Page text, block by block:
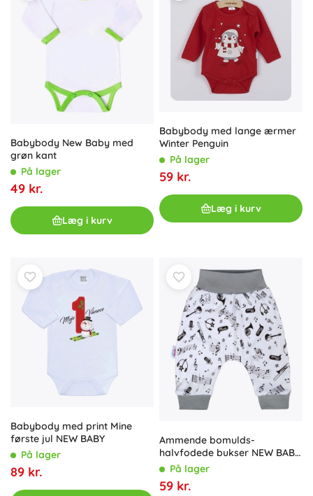
Babybody New Baby med
grøn kant
På lager
49 kr.
Læg i kurv
Babybody med lange ærmer
Winter Penguin
På lager
59 kr.
Læg i kurv
Babybody med print Mine
første jul NEW BABY
På lager
89 kr.
Ammende bomulds-
halvfodede bukser NEW BABY
MusicPå lager
59 kr.